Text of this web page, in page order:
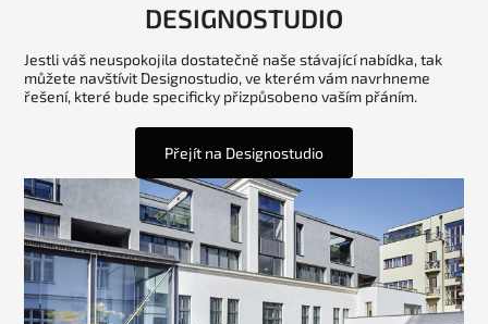
DESIGNOSTUDIO
Jestli váš neuspokojila dostatečně naše stávající nabídka, tak
můžete navštívit Designostudio, ve kterém vám navrhneme
řešení, které bude specificky přizpůsobeno vaším přáním.
Přejít na Designostudio